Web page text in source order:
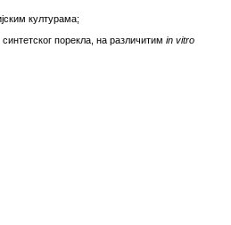
културама;
порекла, на различитим in vitro